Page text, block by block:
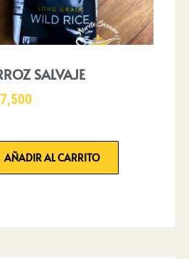
SALVAJE
AÑADIR AL CARRITO